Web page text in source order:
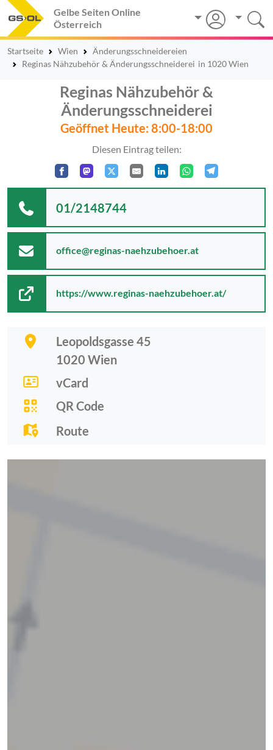
Gelbe Seiten Online
Österreich
Startseite Wien
Änderungsschneidereien
Reginas Nähzubehör & Änderungsschneiderei in 1020 Wien
Reginas Nähzubehör &
Änderungsschneiderei
Geöffnet Heute: 8:00-18:00
Diesen Eintrag teilen:
Leopoldsgasse 45
1020 Wien
vCard
QR Code
Route
01/2148744
office@reginas-naehzubehoer.at
https://www.reginas-naehzubehoer.at/